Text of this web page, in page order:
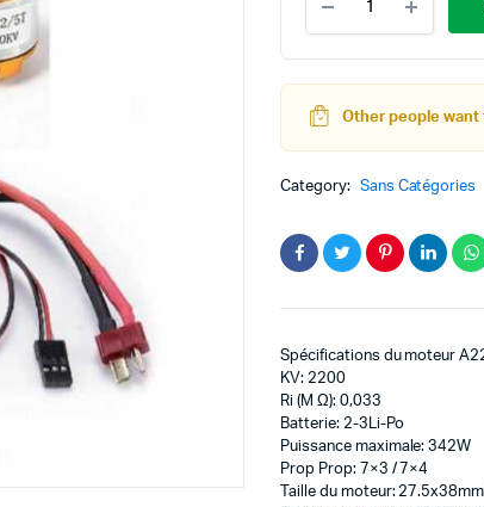
à pas
et Actionneurs
Kit Robot
Pack Arduino – raspberry
moteur
brushless
A2212
RC
Quadcopters
variateur
vitesse
ESC
quantity
Other people want
Category: Sans Catégories
Spécifications du moteur
KV: 2200
Ri (M Ω): 0,033
Batterie: 2-3Li-Po
Puissance maximale: 342W
Prop Prop: 7×3 / 7×4
Taille du moteur: